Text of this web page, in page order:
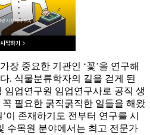
장 중요한 기관인 ‘꽃’을 연구해
. 식물분류학자의 길을 걷게 된
임업연구원 임업연구사로 공직 생
필요한 굵직굵직한 일들을 해왔
이 존재하기도 전부터 연구를 시
수목원 분야에서는 최고 전문가